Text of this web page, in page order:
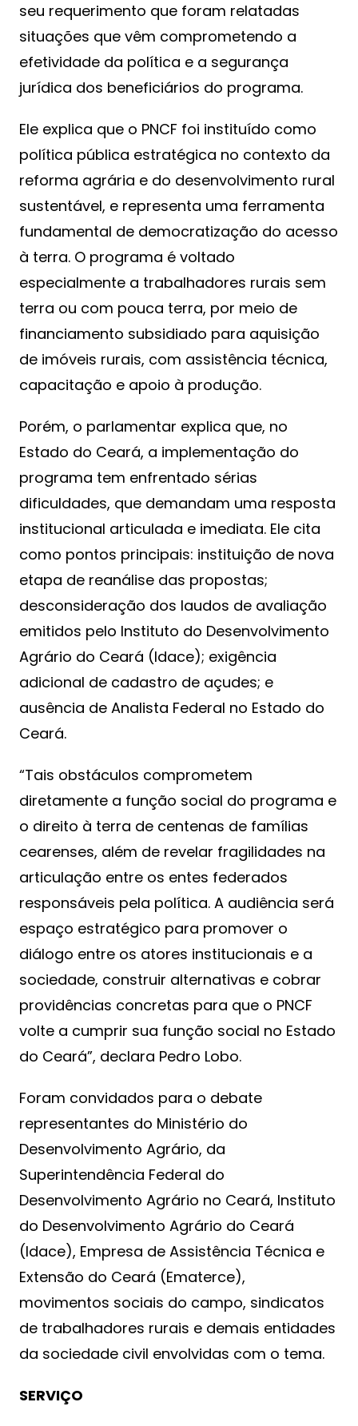
seu requerimento que foram relatadas
situações que vêm comprometendo a
efetividade da política e a segurança
jurídica dos beneficiários do programa.
Ele explica que o PNCF foi instituído como
política pública estratégica no contexto da
reforma agrária e do desenvolvimento rural
sustentável, e representa uma ferramenta
fundamental de democratização do acesso
à terra. O programa é voltado
especialmente a trabalhadores rurais sem
terra ou com pouca terra, por meio de
financiamento subsidiado para aquisição
de imóveis rurais, com assistência técnica,
capacitação e apoio à produção.
Porém, o parlamentar explica que, no
Estado do Ceará, a implementação do
programa tem enfrentado sérias
dificuldades, que demandam uma resposta
institucional articulada e imediata. Ele cita
como pontos principais: instituição de nova
etapa de reanálise das propostas;
desconsideração dos laudos de avaliação
emitidos pelo Instituto do Desenvolvimento
Agrário do Ceará (Idace); exigência
adicional de cadastro de açudes; e
ausência de Analista Federal no Estado do
Ceará.
“Tais obstáculos comprometem
diretamente a função social do programa e
o direito à terra de centenas de famílias
cearenses, além de revelar fragilidades na
articulação entre os entes federados
responsáveis pela política. A audiência será
espaço estratégico para promover o
diálogo entre os atores institucionais e a
sociedade, construir alternativas e cobrar
providências concretas para que o PNCF
volte a cumprir sua função social no Estado
do Ceará”, declara Pedro Lobo.
Foram convidados para o debate
representantes do Ministério do
Desenvolvimento Agrário, da
Superintendência Federal do
Desenvolvimento Agrário no Ceará, Instituto
do Desenvolvimento Agrário do Ceará
(Idace), Empresa de Assistência Técnica e
Extensão do Ceará (Ematerce),
movimentos sociais do campo, sindicatos
de trabalhadores rurais e demais entidades
da sociedade civil envolvidas com o tema.
SERVIÇO